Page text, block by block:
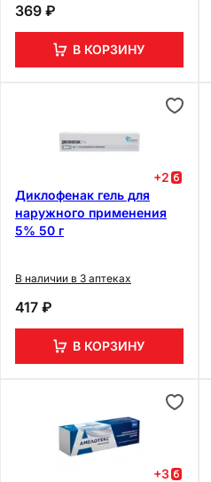
369 ₽
В КОРЗИНУ
+2
Диклофенак гель для
наружного применения
5% 50 г
В наличии в 3 аптеках
417 ₽
В КОРЗИНУ
+3